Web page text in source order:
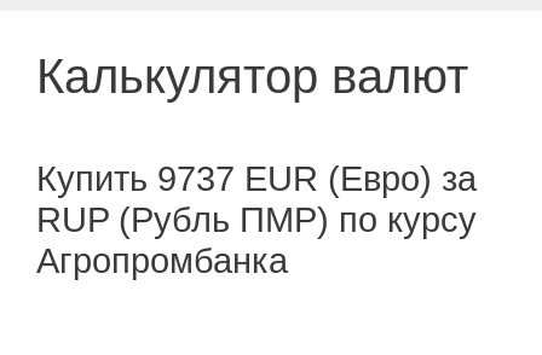
Калькулятор валют
Купить 9737 EUR (Евро) за
RUP (Рубль ПМР) по курсу
Агропромбанка